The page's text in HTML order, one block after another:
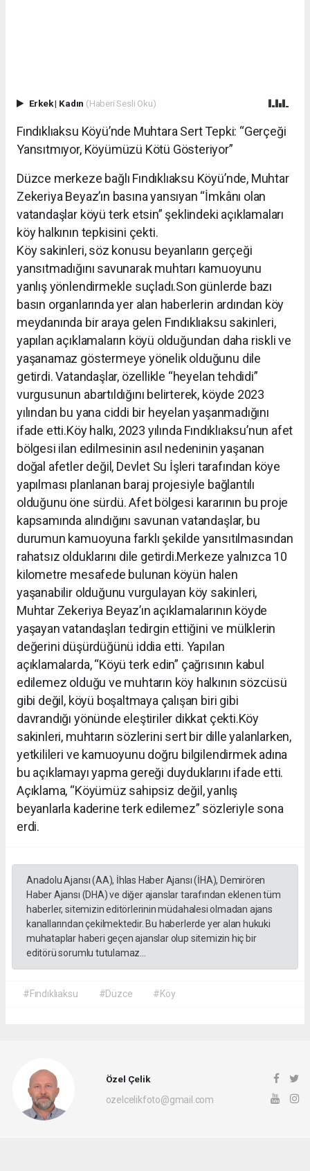
Erkek| Kadın (Haberi Sesli Oku)
Fındıklıaksu Köyü’nde Muhtara Sert Tepki: “Gerçeği
Yansıtmıyor, Köyümüzü Kötü Gösteriyor”
Düzce merkeze bağlı Fındıklıaksu Köyü’nde, Muhtar
Zekeriya Beyaz’ın basına yansıyan “İmkânı olan
vatandaşlar köyü terk etsin” şeklindeki açıklamaları
köy halkının tepkisini çekti.
Köy sakinleri, söz konusu beyanların gerçeği
yansıtmadığını savunarak muhtarı kamuoyunu
yanlış yönlendirmekle suçladı.Son günlerde bazı
basın organlarında yer alan haberlerin ardından köy
meydanında bir araya gelen Fındıklıaksu sakinleri,
yapılan açıklamaların köyü olduğundan daha riskli ve
yaşanamaz göstermeye yönelik olduğunu dile
getirdi. Vatandaşlar, özellikle “heyelan tehdidi”
vurgusunun abartıldığını belirterek, köyde 2023
yılından bu yana ciddi bir heyelan yaşanmadığını
ifade etti.Köy halkı, 2023 yılında Fındıklıaksu’nun afet
bölgesi ilan edilmesinin asıl nedeninin yaşanan
doğal afetler değil, Devlet Su İşleri tarafından köye
yapılması planlanan baraj projesiyle bağlantılı
olduğunu öne sürdü. Afet bölgesi kararının bu proje
kapsamında alındığını savunan vatandaşlar, bu
durumun kamuoyuna farklı şekilde yansıtılmasından
rahatsız olduklarını dile getirdi.Merkeze yalnızca 10
kilometre mesafede bulunan köyün halen
yaşanabilir olduğunu vurgulayan köy sakinleri,
Muhtar Zekeriya Beyaz’ın açıklamalarının köyde
yaşayan vatandaşları tedirgin ettiğini ve mülklerin
değerini düşürdüğünü iddia etti. Yapılan
açıklamalarda, “Köyü terk edin” çağrısının kabul
edilemez olduğu ve muhtarın köy halkının sözcüsü
gibi değil, köyü boşaltmaya çalışan biri gibi
davrandığı yönünde eleştiriler dikkat çekti.Köy
sakinleri, muhtarın sözlerini sert bir dille yalanlarken,
yetkilileri ve kamuoyunu doğru bilgilendirmek adına
bu açıklamayı yapma gereği duyduklarını ifade etti.
Açıklama, “Köyümüz sahipsiz değil, yanlış
beyanlarla kaderine terk edilemez” sözleriyle sona
erdi.
Anadolu Ajansı (AA), İhlas Haber Ajansı (İHA), Demirören
Haber Ajansı (DHA) ve diğer ajanslar tarafından eklenen tüm
haberler, sitemizin editörlerinin müdahalesi olmadan ajans
kanallarından çekilmektedir. Bu haberlerde yer alan hukuki
muhataplar haberi geçen ajanslar olup sitemizin hiç bir
editörü sorumlu tutulamaz...
#Fındıklıaksu #Düzce #Köy
Özel Çelik
ozelcelikfoto@gmail.com